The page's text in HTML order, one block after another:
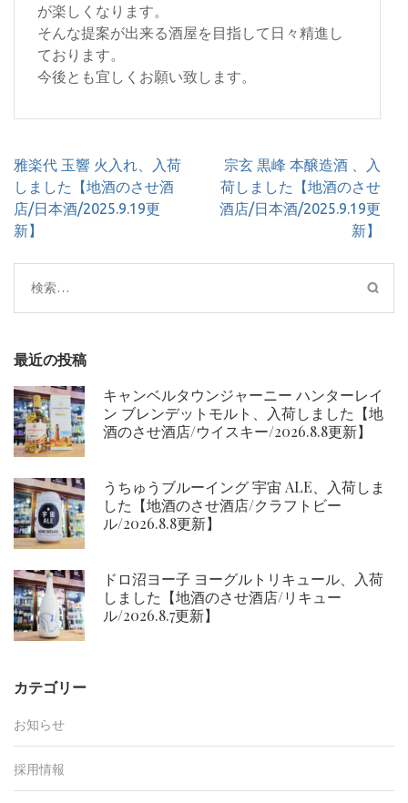
が楽しくなります。
そんな提案が出来る酒屋を目指して日々精進し
ております。
今後とも宜しくお願い致します。
投
稿
ナ
ビ
シ
ョ
雅楽代 玉響 火入れ、入荷
しました【地酒のさせ酒
店/日本酒/2025.9.19更
新】
宗玄 黒峰 本醸造酒 、入
荷しました【地酒のさせ
酒店/日本酒/2025.9.19更
新】
検
索:
最近の投稿
キャンベルタウンジャーニー ハンターレイ
ン ブレンデットモルト、入荷しました【地
酒のさせ酒店/ウイスキー/2026.8.8更新】
うちゅうブルーイング 宇宙 ALE、入荷しま
した【地酒のさせ酒店/クラフトビー
ル/2026.8.8更新】
ドロ沼ヨー子 ヨーグルトリキュール、入荷
しました【地酒のさせ酒店/リキュー
ル/2026.8.7更新】
カテゴリー
お知らせ
採用情報